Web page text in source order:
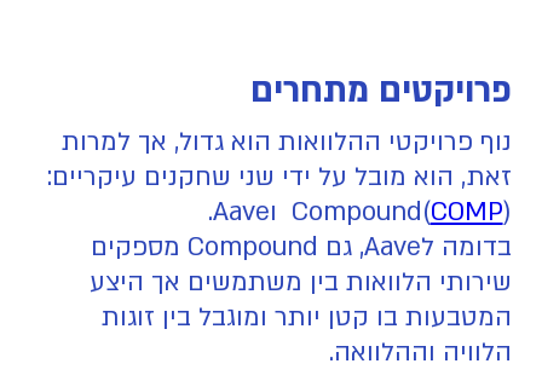
פרויקטים מתחרים
נוף פרויקטי ההלוואות הוא גדול, אך למרות
זאת, הוא מובל על ידי שני שחקנים עיקריים:
(
COMP)Compound וAave.
בדומה לAave, גם Compound מספקים
שירותי הלוואות בין משתמשים אך היצע
המטבעות בו קטן יותר ומוגבל בין זוגות
הלוויה וההלוואה.